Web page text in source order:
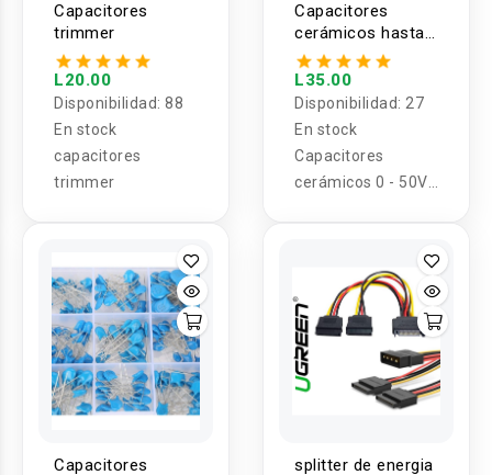
Capacitores
trimmer
L20.00
Disponibilidad: 88
En stock
capacitores
trimmer
Capacitores
cerámicos hasta
50V 10pf-10uf 1
Valor (5U)
L35.00
Disponibilidad: 27
En stock
Capacitores
cerámicos 0 - 50V
Capacitores
splitter de energia